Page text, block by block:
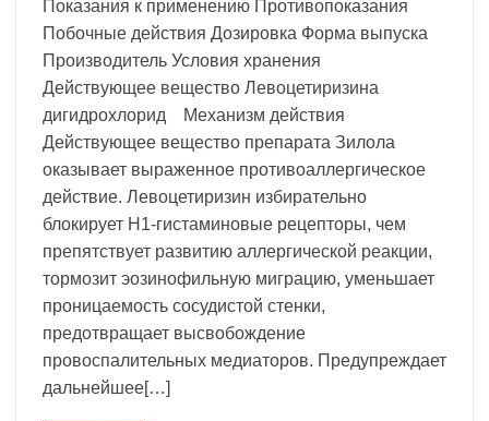
Показания к применению Противопоказания
Побочные действия Дозировка Форма выпуска
Производитель Условия хранения
Действующее вещество Левоцетиризина
дигидрохлорид Механизм действия
Действующее вещество препарата Зилола
оказывает выраженное противоаллергическое
действие. Левоцетиризин избирательно
блокирует Н1-гистаминовые рецепторы, чем
препятствует развитию аллергической реакции,
тормозит эозинофильную миграцию, уменьшает
проницаемость сосудистой стенки,
предотвращает высвобождение
провоспалительных медиаторов. Предупреждает
дальнейшее[…]